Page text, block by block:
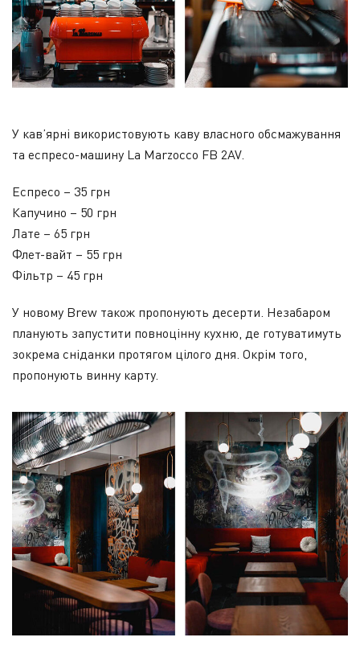
У кав’ярні використовують каву власного обсмажування
та еспресо-машину La Marzocco FB 2AV.
Еспресо – 35 грн
Капучино – 50 грн
Лате – 65 грн
Флет-вайт – 55 грн
Фільтр – 45 грн
У новому Brew також пропонують десерти. Незабаром
планують запустити повноцінну кухню, де готуватимуть
зокрема сніданки протягом цілого дня. Окрім того,
пропонують винну карту.